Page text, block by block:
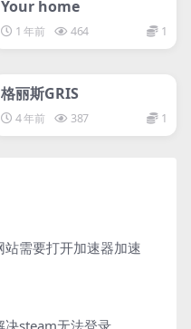
Your home
1 年前 464 1
格丽斯GRIS
4 年前 387 1
站需要打开加速器加速